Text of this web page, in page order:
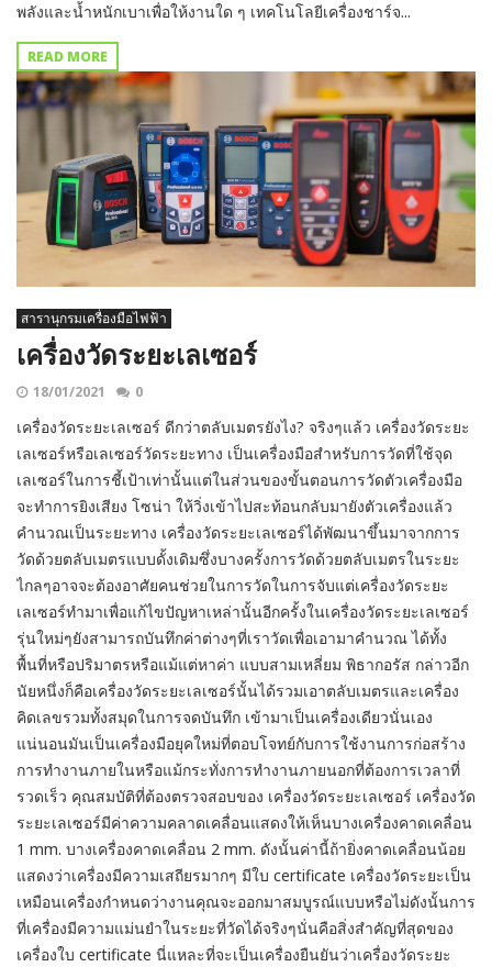
พลังและน้ำหนักเบาเพื่อให้งานใด ๆ เทคโนโลยีเครื่องชาร์จ...
READ MORE
สารานุกรมเครื่องมือไฟฟ้า
เครื่องวัดระยะเลเซอร์
18/01/2021 0
เครื่องวัดระยะเลเซอร์ ดีกว่าตลับเมตรยังไง? จริงๆแล้ว เครื่องวัดระยะ
เลเซอร์หรือเลเซอร์วัดระยะทาง เป็นเครื่องมือสำหรับการวัดที่ใช้จุด
เลเซอร์ในการชี้เป้าเท่านั้นแต่ในส่วนของขั้นตอนการวัดตัวเครื่องมือ
จะทำการยิงเสียง โซน่า ให้วิ่งเข้าไปสะท้อนกลับมายังตัวเครื่องแล้ว
คำนวณเป็นระยะทาง เครื่องวัดระยะเลเซอร์ได้พัฒนาขึ้นมาจากการ
วัดด้วยตลับเมตรแบบดั้งเดิมซึ่งบางครั้งการวัดด้วยตลับเมตรในระยะ
ไกลๆอาจจะต้องอาศัยคนช่วยในการวัดในการจับแต่เครื่องวัดระยะ
เลเซอร์ทำมาเพื่อแก้ไขปัญหาเหล่านั้นอีกครั้งในเครื่องวัดระยะเลเซอร์
รุ่นใหม่ๆยังสามารถบันทึกค่าต่างๆที่เราวัดเพื่อเอามาคำนวณ ได้ทั้ง
พื้นที่หรือปริมาตรหรือแม้แต่หาค่า แบบสามเหลี่ยม พิธากอรัส กล่าวอีก
นัยหนึ่งก็คือเครื่องวัดระยะเลเซอร์นั้นได้รวมเอาตลับเมตรและเครื่อง
คิดเลขรวมทั้งสมุดในการจดบันทึก เข้ามาเป็นเครื่องเดียวนั่นเอง
แน่นอนมันเป็นเครื่องมือยุคใหม่ที่ตอบโจทย์กับการใช้งานการก่อสร้าง
การทำงานภายในหรือแม้กระทั่งการทำงานภายนอกที่ต้องการเวลาที่
รวดเร็ว คุณสมบัติที่ต้องตรวจสอบของ เครื่องวัดระยะเลเซอร์ เครื่องวัด
ระยะเลเซอร์มีค่าความคลาดเคลื่อนแสดงให้เห็นบางเครื่องคาดเคลื่อน
1 mm. บางเครื่องคาดเคลื่อน 2 mm. ดังนั้นค่านี้ถ้ายิ่งคาดเคลื่อนน้อย
แสดงว่าเครื่องมีความเสถียรมากๆ มีใบ certificate เครื่องวัดระยะเป็น
เหมือนเครื่องกำหนดว่างานคุณจะออกมาสมบูรณ์แบบหรือไม่ดังนั้นการ
ที่เครื่องมีความแม่นยำในระยะที่วัดได้จริงๆนั่นคือสิ่งสำคัญที่สุดของ
เครื่องใบ certificate นี่แหละที่จะเป็นเครื่องยืนยันว่าเครื่องวัดระยะ